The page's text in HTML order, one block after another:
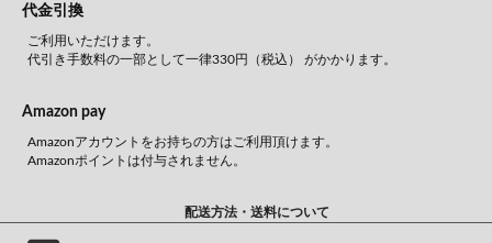
代金引換
ご利用いただけます。
代引き手数料の一部として一律330円（税込） がかかります。
Amazon pay
Amazonアカウントをお持ちの方はご利用頂けます。
Amazonポイントは付与されません。
配送方法・送料について